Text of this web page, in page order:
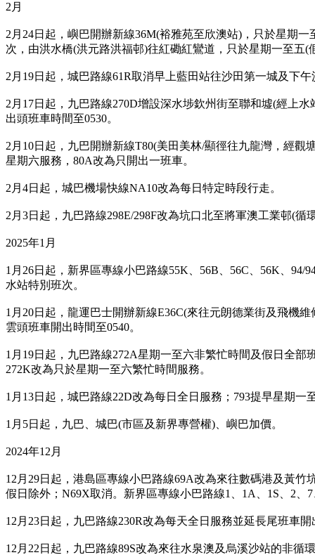
2月
2月24日起，嶼巴開辦新線36M(裕雅苑至欣澳站)，只於星期
次，由洪水橋(洪元路洪福邨)往紅磡紅鸞道，只於星期一至五
2月19日起，城巴路線61R取消早上藍田站往沙田第一城及下
2月17日起，九巴路線270D增設深水埗欽州街至聯和墟(經上
出頭班車時間至0530。
2月10日起，九巴開辦新線T80(美田美林/顯徑往九龍灣，經
星期六服務，80A改為只開出一班車。
2月4日起，城巴機場快線NA10改為每日特定時段行走。
2月3日起，九巴路線298E/298F改為坑口北至將軍澳工業邨(
2025年1月
1月26日起，新界區專線小巴路線55K、56B、56C、56K、
水站特別班次。
1月20日起，龍運巴士開辦新線E36C(來往元朗德業街及飛機
雲頭班車開出時間至0540。
1月19日起，九巴路線272A星期一至六非繁忙時間及假日全
272K改為只於星期一至六繁忙時間服務。
1月13日起，城巴路線22D改為每日全日服務；793提早星期一
1月5日起，九巴、城巴(市區及新界專營權)、嶼巴加價。
2024年12月
12月29日起，港島區專線小巴路線69A改為來往數碼港及黃
假日除外；N69X取消。新界區專線小巴路線1、1A、1S、2、
12月23日起，九巴路線230R改為每天全日服務並延長尾班車
12月22日起，九巴路線89S改為來往水泉澳及烏溪沙站的非